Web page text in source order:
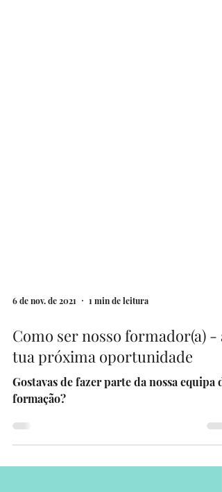
Como ser nosso formador(a) - a
tua próxima oportunidade
Gostavas de fazer parte da nossa equipa
formação?